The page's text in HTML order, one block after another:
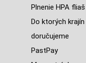
Plnenie HPA fliaš
Do ktorých krajín
doručujeme
PastPay